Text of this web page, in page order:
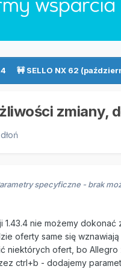
🚧 SELLO NX 62
zmiany,
specyficzne - brak
1.43.4 nie możemy
oferty same się wznawiają
niektórych ofert, bo
ctrl+b - dodajemy